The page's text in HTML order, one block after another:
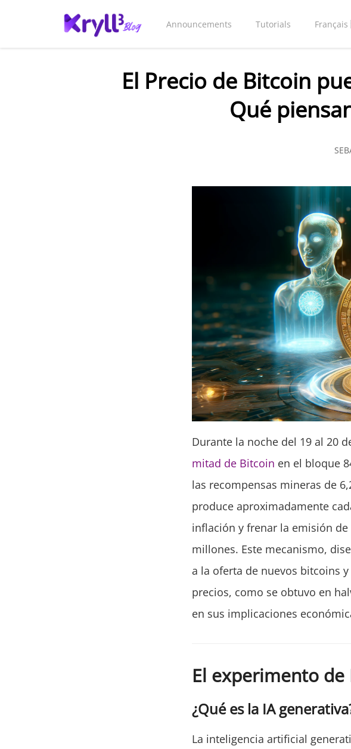
Announcements Tutorials
El Precio de Bitcoin
Qué
Durante la noche del 19 al 20
mitad de Bitcoin en el bloque
las recompensas mineras de
produce aproximadamente
inflación y frenar la emisión
millones. Este mecanismo,
a la oferta de nuevos bitcoins
precios, como se obtuvo en
en sus implicaciones
El experimento de
¿Qué es la IA
La inteligencia artificial